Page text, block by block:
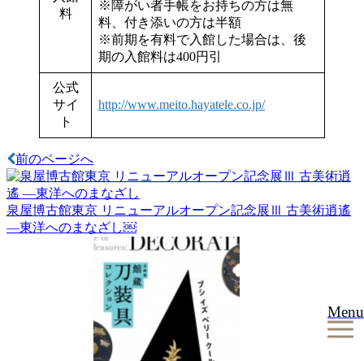
Menu
料
※障がい者手帳をお持ちの方は無
料、付き添いの方は半額
※前期を有料で入館した場合は、後
期の入館料は400円引
公式
サイ
ト
http://www.meito.hayatele.co.jp/
投
稿
ナ
前のページへ
泉屋博古館東京 リニューアルオープン記念展Ⅲ 古美術逍遙
―東洋へのまなざし￼